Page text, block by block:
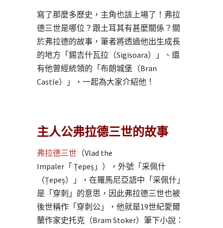
寫了那麼多歷史，主角也該上場了！弗拉
德三世是哪位？跟土耳其有甚麼關係？關
於弗拉德的故事，筆者將透過他出生成長
的地方「錫吉什瓦拉（Sigisoara）」、還
有他曾經統領的「布朗城堡（Bran
Castle）」，一起為大家介紹他！
主人公弗拉德三世的故事
弗拉德三世 （Vlad the
Impaler「 Țepeș」），外號「采佩什
（Țepeș）」，在羅馬尼亞語中「采佩什」
是「穿刺」的意思，因此弗拉德三世也被
後世稱作「穿刺公」，他就是19世紀愛爾
蘭作家史托克（Bram Stoker）筆下小說：